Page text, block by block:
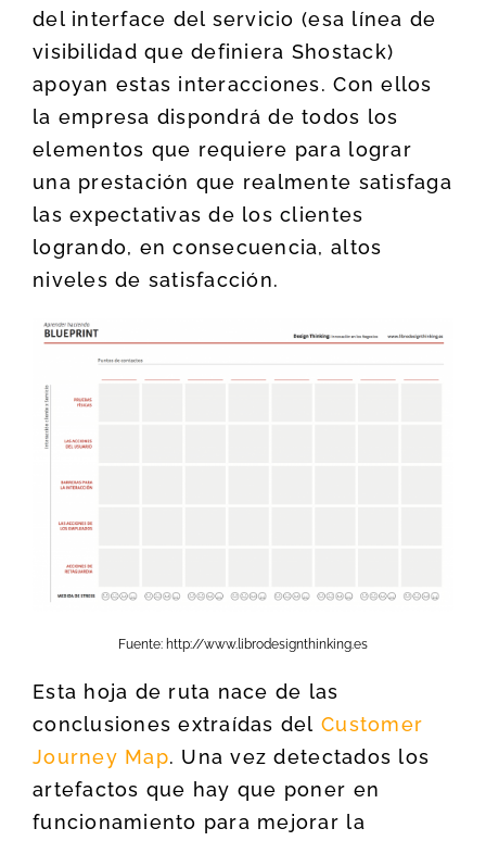
del interface del servicio (esa línea de
visibilidad que definiera Shostack)
apoyan estas interacciones. Con ellos
la empresa dispondrá de todos los
elementos que requiere para lograr
una prestación que realmente satisfaga
las expectativas de los clientes
logrando, en consecuencia, altos
niveles de satisfacción.
Fuente: http://www.librodesignthinking.es
Esta hoja de ruta nace de las
conclusiones extraídas del Customer
Journey Map. Una vez detectados los
artefactos que hay que poner en
funcionamiento para mejorar la